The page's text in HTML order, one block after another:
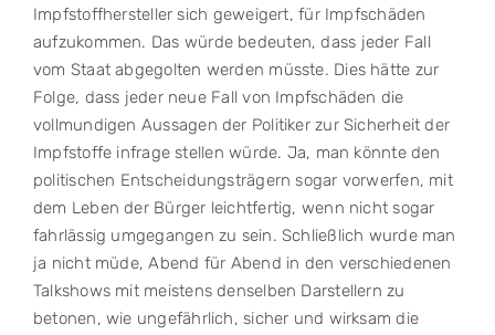
Impfstoffhersteller sich geweigert, für Impfschäden
aufzukommen. Das würde bedeuten, dass jeder Fall
vom Staat abgegolten werden müsste. Dies hätte zur
Folge, dass jeder neue Fall von Impfschäden die
vollmundigen Aussagen der Politiker zur Sicherheit der
Impfstoffe infrage stellen würde. Ja, man könnte den
politischen Entscheidungsträgern sogar vorwerfen, mit
dem Leben der Bürger leichtfertig, wenn nicht sogar
fahrlässig umgegangen zu sein. Schließlich wurde man
ja nicht müde, Abend für Abend in den verschiedenen
Talkshows mit meistens denselben Darstellern zu
betonen, wie ungefährlich, sicher und wirksam die